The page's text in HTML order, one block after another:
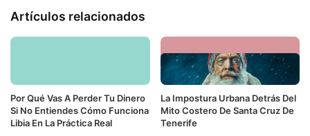
Artículos relacionados
Por Qué Vas A Perder Tu Dinero
Si No Entiendes Cómo Funciona
Libia En La Práctica Real
La Impostura Urbana Detrás Del
Mito Costero De Santa Cruz De
Tenerife